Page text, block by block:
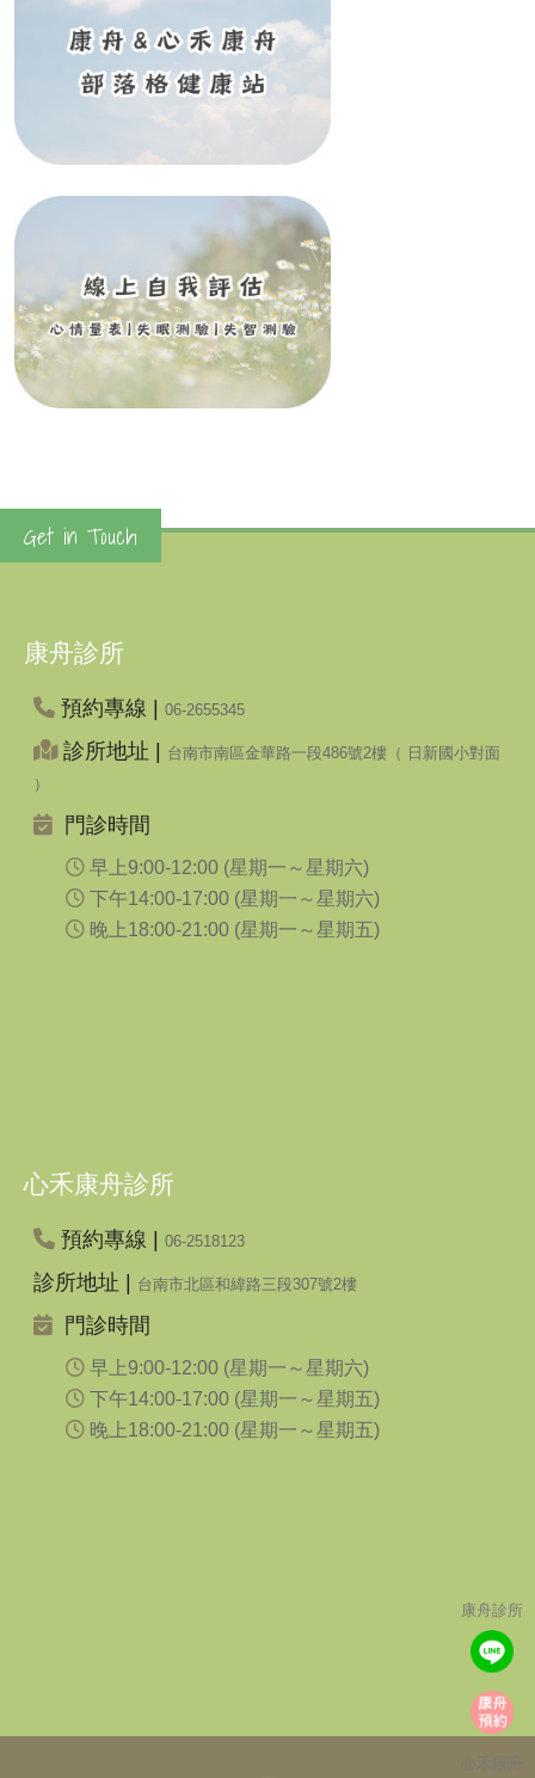
康舟診所
Get in Touch
康舟診所
預約專線 | 06-2655345
診所地址 |
台南市南區金華路一段486號2樓（ 日新國小對面
）
門診時間
早上9:00-12:00 (星期一～星期六)
下午14:00-17:00 (星期一～星期六)
晚上18:00-21:00 (星期一～星期五)
心禾康舟診所
預約專線 | 06-2518123
診所地址 | 台南市北區和緯路三段307號2樓
門診時間
早上9:00-12:00 (星期一～星期六)
下午14:00-17:00 (星期一～星期五)
晚上18:00-21:00 (星期一～星期五)